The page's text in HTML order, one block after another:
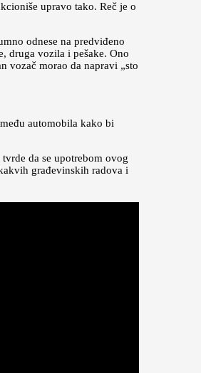
upravo tako. Reč je o
odnese na predviđeno
druga vozila i pešake. Ono
vozač morao da napravi „sto
automobila kako bi
tvrde da se upotrebom ovog
građevinskih radova i